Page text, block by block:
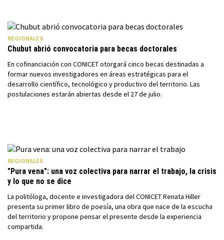
REGIONALES
Chubut abrió convocatoria para becas doctorales
En cofinanciación con CONICET otorgará cinco becas destinadas a
formar nuevos investigadores en áreas estratégicas para el
desarrollo científico, tecnológico y productivo del territorio. Las
postulaciones estarán abiertas desde el 27 de julio.
REGIONALES
"Pura vena": una voz colectiva para narrar el trabajo, la crisis
y lo que no se dice
La politóloga, docente e investigadora del CONICET Renata Hiller
presenta su primer libro de poesía, una obra que nace de la escucha
del territorio y propone pensar el presente desde la experiencia
compartida.